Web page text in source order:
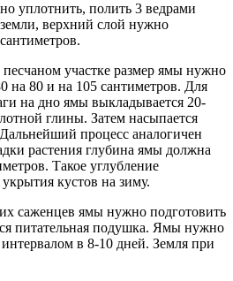
уплотнить, полить 3 ведрами
верхний слой нужно
участке размер ямы нужно
на 80 и на 105 сантиметров. Для
на дно ямы выкладывается 20-
глины. Затем насыпается
процесс аналогичен
растения глубина ямы должна
Такое углубление
кустов на зиму.
саженцев ямы нужно подготовить
питательная подушка. Ямы нужно
в 8-10 дней. Земля при